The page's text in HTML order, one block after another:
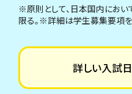
※原則として、日本国内にお
限る。※詳細は学生募集要項を
詳しい入試